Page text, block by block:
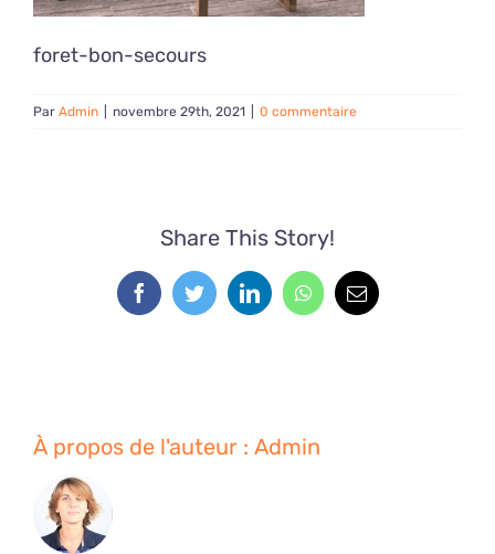
foret-bon-secours
Par Admin novembre 29th, 2021 0 commentaire
Share This Story!
FacebookTwitterLinkedInWhatsApp
Email
À propos de l'auteur : Admin